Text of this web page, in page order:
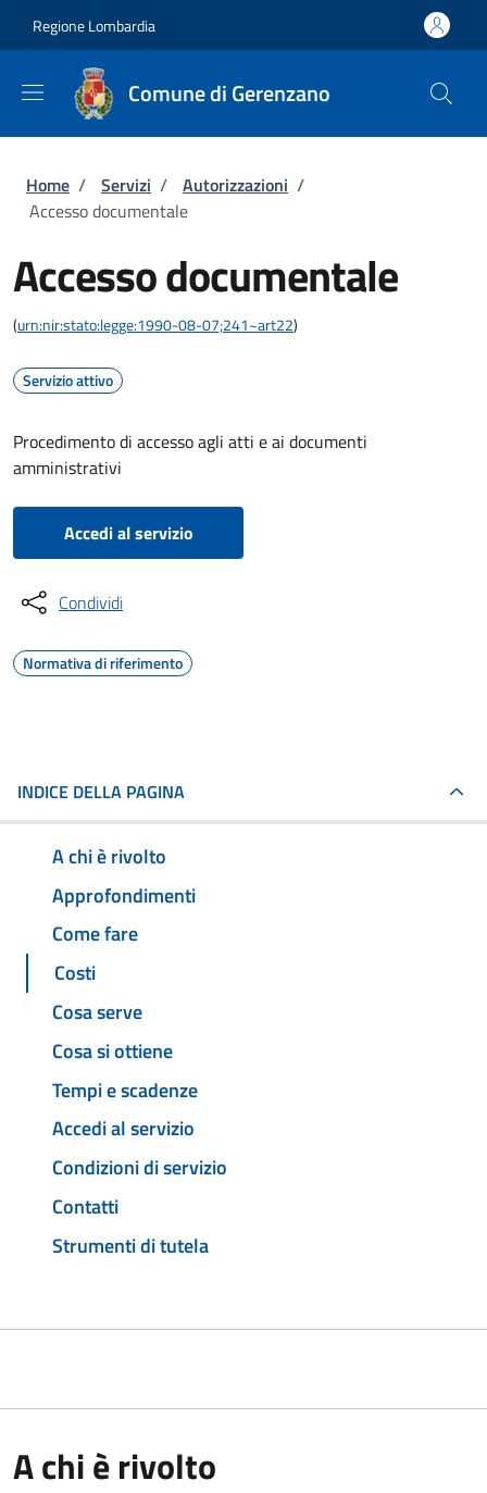
Regione Lombardia
Comune di Gerenzano
Briciole di pane
Home / Servizi / Autorizzazioni /
Accesso documentale
Accesso documentale
(urn:nir:stato:legge:1990-08-07;241~art22)
Servizio attivo
Procedimento di accesso agli atti e ai documenti
amministrativi
Accedi al servizio
Condividi
Normativa di riferimento
INDICE DELLA PAGINA
A chi è rivolto
Approfondimenti
Come fare
Costi
Cosa serve
Cosa si ottiene
Tempi e scadenze
Accedi al servizio
Condizioni di servizio
Contatti
Strumenti di tutela
A chi è rivolto